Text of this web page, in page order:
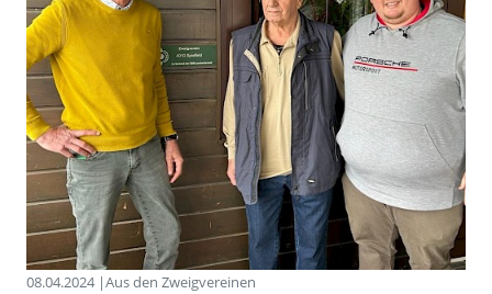
08.04.2024 |Aus den Zweigvereinen